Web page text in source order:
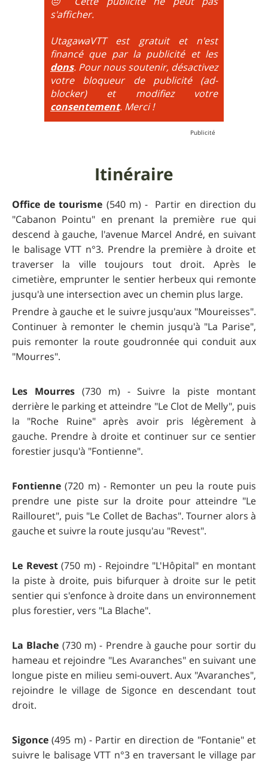
maximum de tous ces paramètres.
très proche du trial : épingles à passer
très hautes etc.
= On prend les difficultés du niveau 5 et on les
additionne, c'est à dire qu'on peut combiner pente
très raide avec épingles trialisantes !
s'afficher.
UtagawaVTT est gratuit et n'est
financé que par la publicité et les
dons. Pour nous soutenir, désactivez
votre bloqueur de publicité (ad-
blocker) et modifiez votre
consentement. Merci !
Itinéraire
Office de tourisme (540 m) - Partir en direction du
"Cabanon Pointu" en prenant la première rue qui
descend à gauche, l'avenue Marcel André, en suivant
le balisage VTT n°3. Prendre la première à droite et
traverser la ville toujours tout droit. Après le
cimetière, emprunter le sentier herbeux qui remonte
jusqu'à une intersection avec un chemin plus large.
Prendre à gauche et le suivre jusqu'aux "Moureisses".
Continuer à remonter le chemin jusqu'à "La Parise",
puis remonter la route goudronnée qui conduit aux
"Mourres".
Les Mourres(730 m) - Suivre la piste montant
derrière le parking et atteindre "Le Clot de Melly", puis
la "Roche Ruine" après avoir pris légèrement à
gauche. Prendre à droite et continuer sur ce sentier
forestier jusqu'à "Fontienne".
Fontienne (720 m) - Remonter un peu la route puis
prendre une piste sur la droite pour atteindre "Le
Raillouret", puis "Le Collet de Bachas". Tourner alors à
gauche et suivre la route jusqu'au "Revest".
Le Revest(750 m) - Rejoindre "L'Hôpital" en montant
la piste à droite, puis bifurquer à droite sur le petit
sentier qui s'enfonce à droite dans un environnement
plus forestier, vers "La Blache".
La Blache (730 m) - Prendre à gauche pour sortir du
hameau et rejoindre "Les Avaranches" en suivant une
longue piste en milieu semi-ouvert. Aux "Avaranches",
rejoindre le village de Sigonce en descendant tout
droit.
Sigonce (495 m) - Partir en direction de "Fontanie" et
suivre le balisage VTT n°3 en traversant le village par